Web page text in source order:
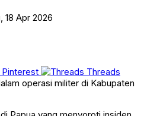
18 Apr 2026
Pinterest Threads